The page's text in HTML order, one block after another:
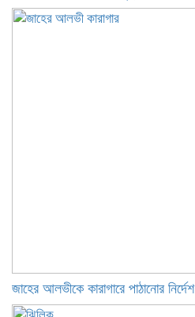
জাহের আলভীকে কারাগারে পাঠানোর নির্দেশ